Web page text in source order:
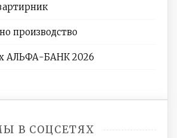
производство
x АЛЬФА-БАНК 2026
В СОЦСЕТЯХ